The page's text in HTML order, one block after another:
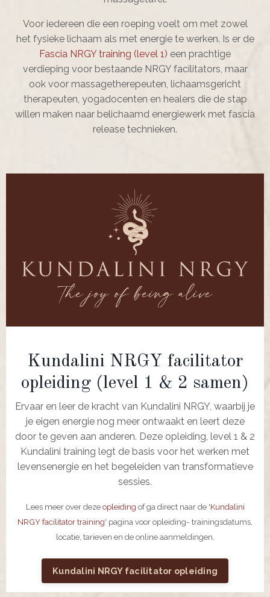
Voor iedereen die een roeping voelt om met zowel
het fysieke lichaam als met energie te werken. Is er de
Fascia NRGY training (level 1) een prachtige
verdieping voor bestaande NRGY facilitators, maar
ook voor massagetherepeuten, lichaamsgericht
therapeuten, yogadocenten en healers die de stap
willen maken naar belichaamd energiewerk met fascia
release technieken.
Kundalini NRGY facilitator
opleiding (level 1 & 2 samen)
Ervaar en leer de kracht van Kundalini NRGY, waarbij je
je eigen energie nog meer ontwaakt en leert deze
door te geven aan anderen. Deze opleiding, level 1 & 2
Kundalini training legt de basis voor het werken met
levensenergie en het begeleiden van transformatieve
sessies.
Lees meer over dezeopleiding of ga direct naar de 'Kundalini
NRGY facilitator training' pagina voor opleiding- trainingsdatums,
locatie, tarieven en de online aanmeldingen.
Kundalini NRGY facilitator opleiding